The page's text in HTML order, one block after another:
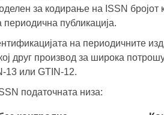
за кодирање на ISSN бројот
публикација.
на периодичните
друг производ за широка
13 или GTIN-12.
податочната низа: